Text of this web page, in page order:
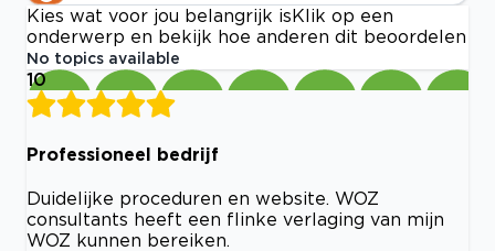
Kies wat voor jou belangrijk is Klik op een
onderwerp en bekijk hoe anderen dit beoordelen
No topics available
10
Professioneel bedrijf
Duidelijke proceduren en website. WOZ
consultants heeft een flinke verlaging van mijn
WOZ kunnen bereiken.